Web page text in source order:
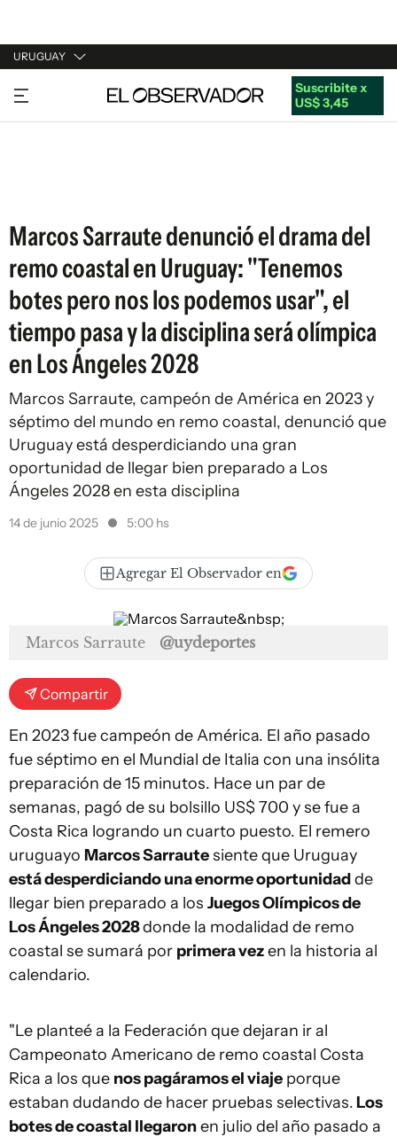
URUGUAY
URUGUAY
ARGENTINA
Suscribite x
US$ 3,45
Marcos Sarraute denunció el drama del
remo coastal en Uruguay: "Tenemos
botes pero nos los podemos usar", el
tiempo pasa y la disciplina será olímpica
en Los Ángeles 2028
Marcos Sarraute, campeón de América en 2023 y
séptimo del mundo en remo coastal, denunció que
Uruguay está desperdiciando una gran
oportunidad de llegar bien preparado a Los
Ángeles 2028 en esta disciplina
14 de junio 2025 5:00 hs
Agregar El Observador en
Marcos Sarraute @uydeportes
Compartir
En 2023 fue campeón de América. El año pasado
fue séptimo en el Mundial de Italia con una insólita
preparación de 15 minutos. Hace un par de
semanas, pagó de su bolsillo US$ 700 y se fue a
Costa Rica logrando un cuarto puesto. El remero
uruguayo Marcos Sarrautesiente que Uruguay
está desperdiciando una enorme oportunidadde
llegar bien preparado a los Juegos Olímpicos de
Los Ángeles 2028donde la modalidad de remo
coastal se sumará por primera vezen la historia al
calendario.
"Le planteé a la Federación que dejaran ir al
Campeonato Americano de remo coastal Costa
Rica a los que nos pagáramos el viaje porque
estaban dudando de hacer pruebas selectivas. Los
botes de coastal llegaronen julio del año pasado a